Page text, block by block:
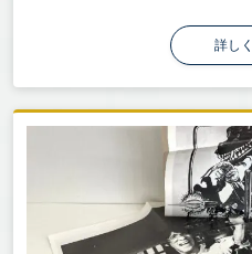
詳し